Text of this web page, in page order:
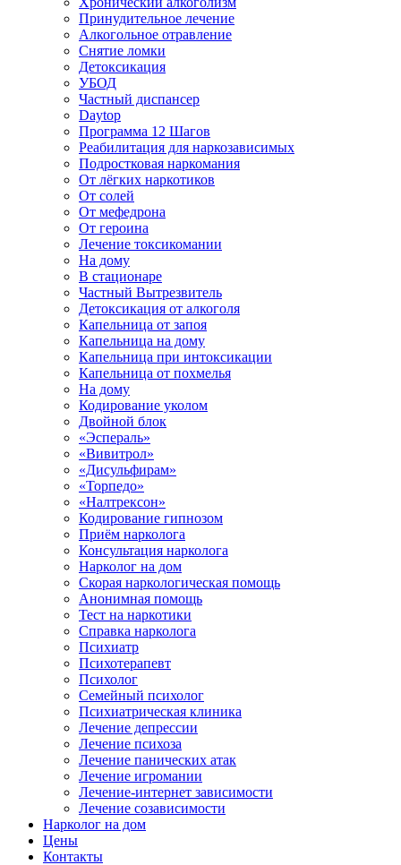
Принудительное лечение
Алкогольное отравление
Снятие ломки
Детоксикация
УБОД
Частный диспансер
Daytop
Программа 12 Шагов
Реабилитация для наркозависимых
Подростковая наркомания
От лёгких наркотиков
От солей
От мефедрона
От героина
Лечение токсикомании
На дому
В стационаре
Частный Вытрезвитель
Детоксикация от алкоголя
Капельница от запоя
Капельница на дому
Капельница при интоксикации
Капельница от похмелья
На дому
Кодирование уколом
Двойной блок
«Эспераль»
«Вивитрол»
«Дисульфирам»
«Торпедо»
«Налтрексон»
Кодирование гипнозом
Приём нарколога
Консультация нарколога
Нарколог на дом
Скорая наркологическая помощь
Анонимная помощь
Тест на наркотики
Справка нарколога
Психиатр
Психотерапевт
Психолог
Семейный психолог
Психиатрическая клиника
Лечение депрессии
Лечение психоза
Лечение панических атак
Лечение игромании
Лечение-интернет зависимости
Лечение созависимости
Нарколог на дом
Цены
Контакты